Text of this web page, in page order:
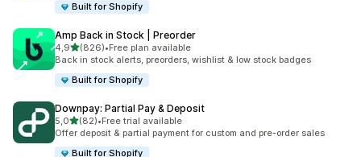
Built for Shopify
Amp Back in Stock | Preorder
4,9na 5 gwiazdek
(826)
Łączna liczba recenzji: 826
•Free plan available
Back in stock alerts, preorders, wishlist & low stock badges
Built for Shopify
Downpay: Partial Pay & Deposit
5,0na 5 gwiazdek
(82)
Łączna liczba recenzji: 82
•Free trial available
Offer deposit & partial payment for custom and pre-order sales
Built for Shopify